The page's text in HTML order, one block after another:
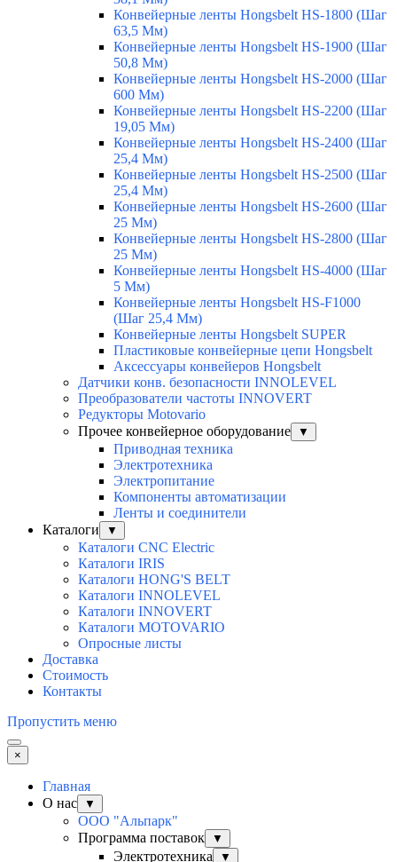
Конвейерные ленты Hongsbelt HS-1800 (Шаг
63,5 Мм)
Конвейерные ленты Hongsbelt HS-1900 (Шаг
50,8 Мм)
Конвейерные ленты Hongsbelt HS-2000 (Шаг
600 Мм)
Конвейерные ленты Hongsbelt HS-2200 (Шаг
19,05 Мм)
Конвейерные ленты Hongsbelt HS-2400 (Шаг
25,4 Мм)
Конвейерные ленты Hongsbelt HS-2500 (Шаг
25,4 Мм)
Конвейерные ленты Hongsbelt HS-2600 (Шаг
25 Мм)
Конвейерные ленты Hongsbelt HS-2800 (Шаг
25 Мм)
Конвейерные ленты Hongsbelt HS-4000 (Шаг
5 Мм)
Конвейерные ленты Hongsbelt HS-F1000
(Шаг 25,4 Мм)
Конвейерные ленты Hongsbelt SUPER
Пластиковые конвейерные цепи Hongsbelt
Аксессуары конвейеров Hongsbelt
Датчики конв. безопасности INNOLEVEL
Преобразователи частоты INNOVERT
Редукторы Motovario
Прочее конвейерное оборудование
▼
Приводная техника
Электротехника
Электропитание
Компоненты автоматизации
Ленты и соединители
Каталоги
▼
Каталоги CNC Electric
Каталоги IRIS
Каталоги HONG'S BELT
Каталоги INNOLEVEL
Каталоги INNOVERT
Каталоги MOTOVARIO
Опросные листы
Доставка
Стоимость
Контакты
Пропустить меню
×
Главная
О нас
▼
ООО "Альпарк"
Программа поставок
▼
Электротехника ▼